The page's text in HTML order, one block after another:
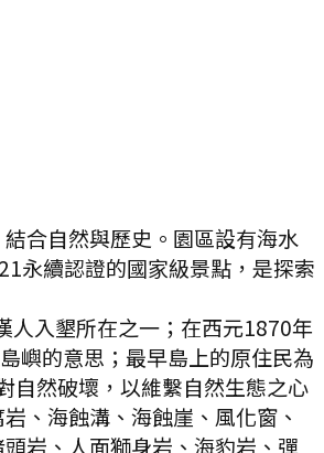
合自然與歷史。園區設有海水
永續認證的國家級景點，是探索
人入墾所在之一；在西元1870年
嶼的意思；最早島上的原住民為
自然破壞，以維繫自然生態之心
、海蝕溝、海蝕崖、風化窗、
岩、人面獅身岩、海豹岩、彈